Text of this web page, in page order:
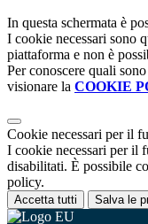
In questa schermata è
I cookie necessari sono
piattaforma e non è
Per conoscere quali
visionare la COOKIE
Cookie necessari per il
I cookie necessari per il
disabilitati. È possibile
policy.
Accetta tutti Salva le